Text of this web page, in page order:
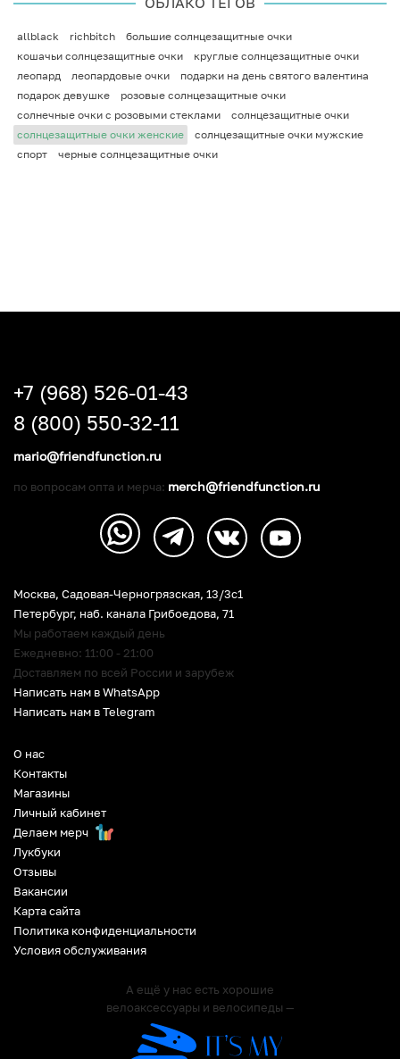
allblack richbitch
большие солнцезащитные очки
кошачьи солнцезащитные очки
круглые солнцезащитные очки
леопард
леопардовые очки
подарки на день святого валентина
подарок девушке
розовые солнцезащитные очки
солнечные очки с розовыми стеклами
солнцезащитные очки
солнцезащитные очки женские
солнцезащитные очки мужские
спорт
черные солнцезащитные очки
О нас
Контакты
Магазины
Личный кабинет
Делаем мерч
Лукбуки
Отзывы
Вакансии
Карта сайта
Политика конфиденциальности
Условия обслуживания
А ещё у нас есть хорошие
велоаксессуары и велосипеды —
Москва, Садовая-Черногрязская, 13/3c1
Петербург, наб. канала Грибоедова, 71
Мы работаем каждый день
Ежедневно: 11:00 - 21:00
Доставляем по всей России и зарубеж
Написать нам в WhatsApp
Написать нам в Telegram
+7 (968) 526-01-43
8 (800) 550-32-11
mario@friendfunction.ru
по вопросам опта и мерча: merch@friendfunction.ru